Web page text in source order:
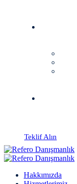
Teklif Alın
Hakkımızda